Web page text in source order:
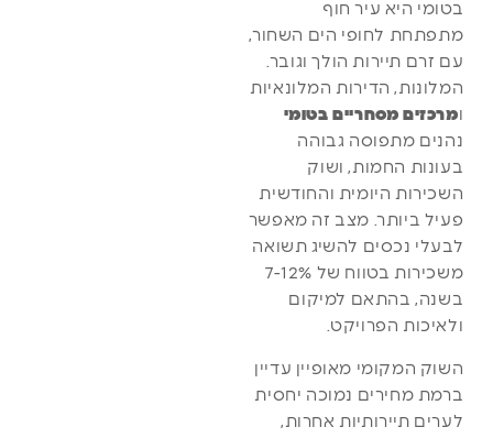
בטומי היא עיר חוף
מתפתחת לחופי הים השחור,
עם זרם תיירות הולך וגובר.
המלונות, הדירות המלונאיות
ומרכזים מסחריים בטומי
נהנים מתפוסה גבוהה
בעונות החמות, ושוק
השכירות היומית והחודשית
פעיל ביותר. מצב זה מאפשר
לבעלי נכסים להשיג תשואה
משכירות בטווח של 7-12%
בשנה, בהתאם למיקום
ולאיכות הפרויקט.
השוק המקומי מאופיין עדיין
ברמת מחירים נמוכה יחסית
לערים תיירותיות אחרות,